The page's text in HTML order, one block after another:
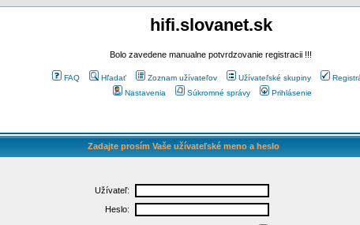
hifi.slovanet.sk
Bolo zavedene manualne potvrdzovanie registracii !!!
FAQ Hľadať Zoznam užívateľov Užívateľské skupiny
Nastavenia
Súkromné správy Prihlásenie
Zadajte prosím Vaše užívateľské meno a heslo
Užívateľ:
Heslo: